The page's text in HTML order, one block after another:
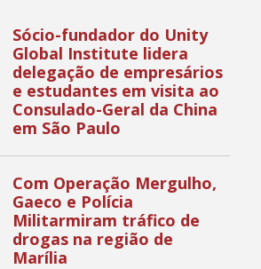
Sócio-fundador do Unity
Global Institute lidera
delegação de empresários
e estudantes em visita ao
Consulado-Geral da China
em São Paulo
Com Operação Mergulho,
Gaeco e Polícia
Militarmiram tráfico de
drogas na região de
Marília